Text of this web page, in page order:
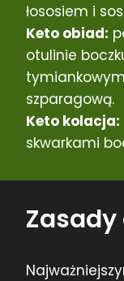
łososiem i
Keto obiad:
otulinie
szparagową.
Keto kolacja:
skwarkami